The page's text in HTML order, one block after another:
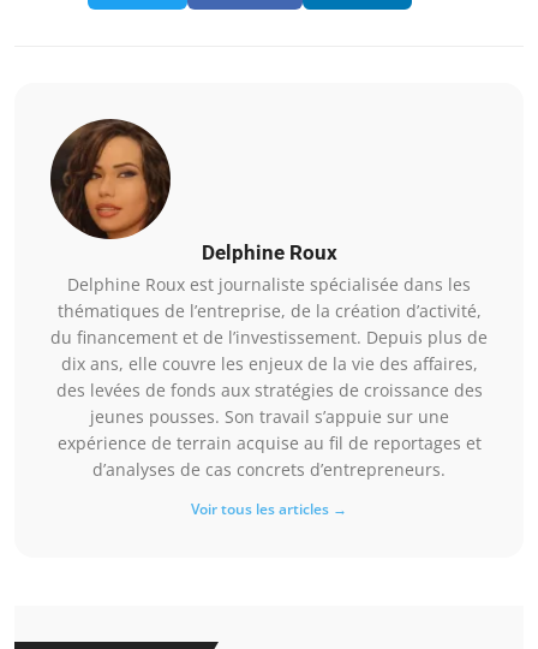
Delphine Roux
Delphine Roux est journaliste spécialisée dans les
thématiques de l’entreprise, de la création d’activité,
du financement et de l’investissement. Depuis plus de
dix ans, elle couvre les enjeux de la vie des affaires,
des levées de fonds aux stratégies de croissance des
jeunes pousses. Son travail s’appuie sur une
expérience de terrain acquise au fil de reportages et
d’analyses de cas concrets d’entrepreneurs.
Voir tous les articles →